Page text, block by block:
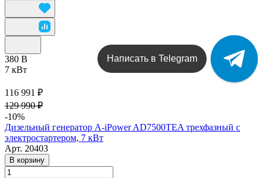
380 В
7 кВт
116 991 ₽
129 990 ₽
-10%
Дизельный генератор A-iPower AD7500TEA трехфазный с
электростартером, 7 кВт
Арт. 20403
В корзину
Написать в Telegram